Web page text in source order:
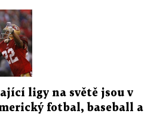
ligy na světě jsou v
fotbal, baseball a